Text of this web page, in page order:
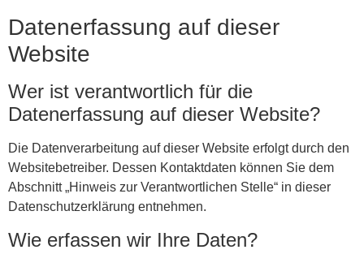
Datenerfassung auf dieser
Website
Wer ist verantwortlich für die
Datenerfassung auf dieser Website?
Die Datenverarbeitung auf dieser Website erfolgt durch den
Websitebetreiber. Dessen Kontaktdaten können Sie dem
Abschnitt „Hinweis zur Verantwortlichen Stelle“ in dieser
Datenschutzerklärung entnehmen.
Wie erfassen wir Ihre Daten?